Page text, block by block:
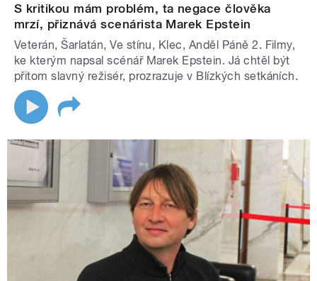
S kritikou mám problém, ta negace člověka
mrzí, přiznává scenárista Marek Epstein
Veterán, Šarlatán, Ve stínu, Klec, Anděl Páně 2. Filmy,
ke kterým napsal scénář Marek Epstein. Já chtěl být
přitom slavný režisér, prozrazuje v Blízkých setkáních.